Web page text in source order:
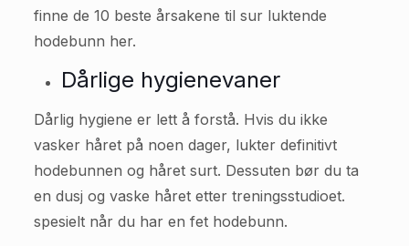
finne de 10 beste årsakene til sur luktende
hodebunn her.
Dårlige hygienevaner
Dårlig hygiene er lett å forstå. Hvis du ikke
vasker håret på noen dager, lukter definitivt
hodebunnen og håret surt. Dessuten bør du ta
en dusj og vaske håret etter treningsstudioet.
spesielt når du har en fet hodebunn.